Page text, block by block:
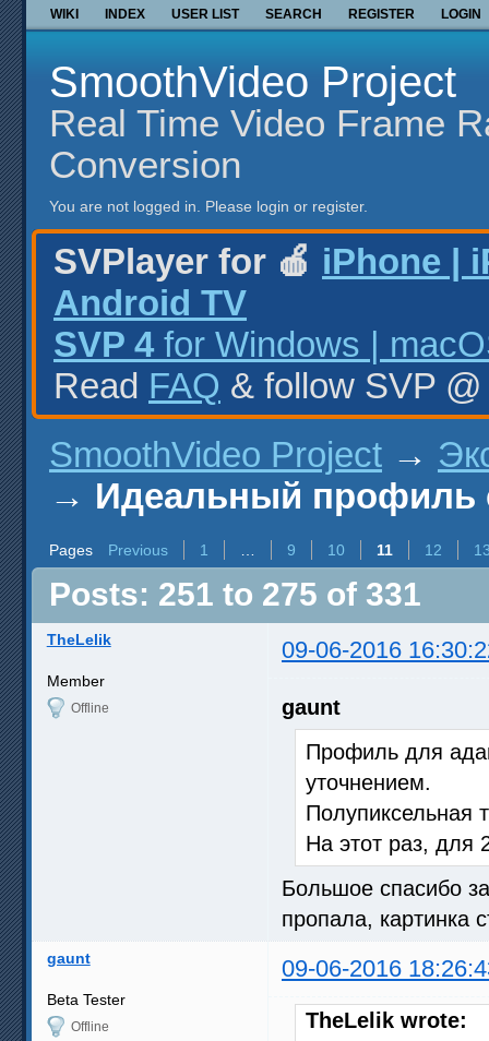
WIKI INDEX USER LIST SEARCH REGISTER LOGIN
SmoothVideo Project
Real Time Video Frame
Conversion
You are not logged in. Please login or register.
SVPlayer for 🍎 iPhone |
Android TV
SVP 4 for Windows |
Read FAQ & follow SVP
SmoothVideo Project →
→ Идеальный профиль
Pages Previous 1 9 10 11 12
Posts: 251 to 275 of 331
TheLelik 09-06-2016
Member
Offline
gaunt
Профиль для
уточнением.
Полупиксельная
На этот раз, для
Большое спасибо
пропала, картинка
gaunt 09-06-2016
Beta Tester
Offline
TheLelik wrote: